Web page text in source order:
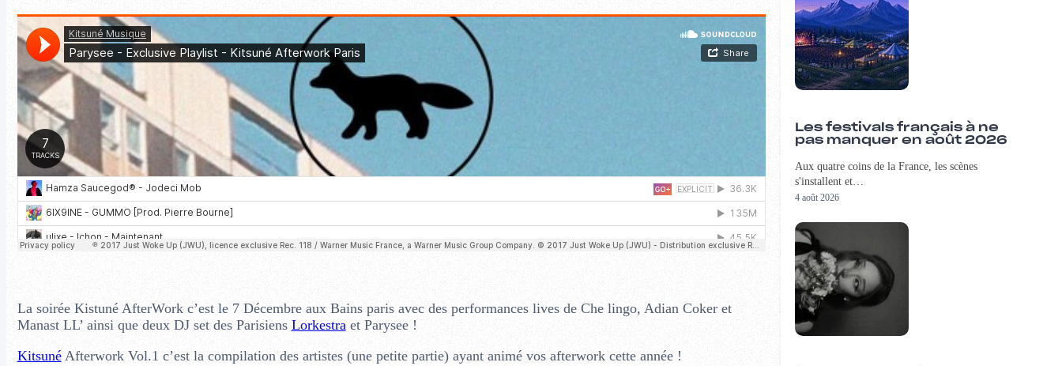
La soirée Kistuné AfterWork c’est le 7 Décembre aux Bains paris avec des performances lives de Che lingo, Adian Coker et
Manast LL’ ainsi que deux DJ set des Parisiens Lorkestra et Parysee !
KitsunéAfterwork Vol.1 c’est la compilation des artistes (une petite partie) ayant animé vos afterwork cette année !
Les festivals français à ne
pas manquer en août 2026
Aux quatre coins de la France, les scènes
s'installent et…
4 août 2026